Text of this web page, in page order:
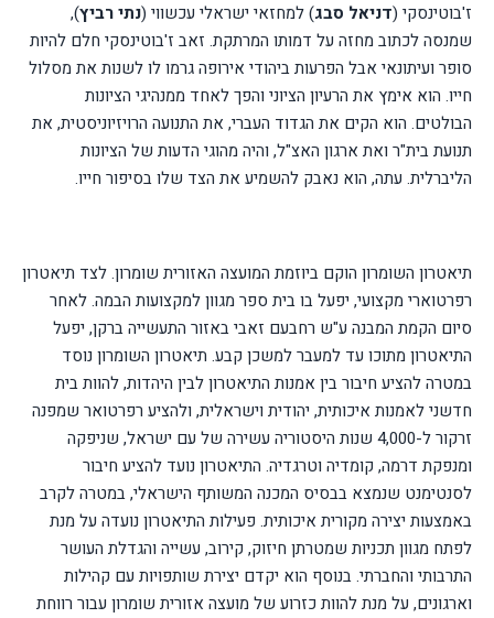
ז'בוטינסקי (דניאל סבג) למחזאי ישראלי עכשווי (נתי רביץ),
שמנסה לכתוב מחזה על דמותו המרתקת. זאב ז'בוטינסקי חלם להיות
סופר ועיתונאי אבל הפרעות ביהודי אירופה גרמו לו לשנות את מסלול
חייו. הוא אימץ את הרעיון הציוני והפך לאחד ממנהיגי הציונות
הבולטים. הוא הקים את הגדוד העברי, את התנועה הרויזיוניסטית, את
תנועת בית"ר ואת ארגון האצ"ל, והיה מהוגי הדעות של הציונות
הליברלית. עתה, הוא נאבק להשמיע את הצד שלו בסיפור חייו.
תיאטרון השומרון הוקם ביוזמת המועצה האזורית שומרון. לצד תיאטרון
רפרטוארי מקצועי, יפעל בו בית ספר מגוון למקצועות הבמה. לאחר
סיום הקמת המבנה ע"ש רחבעם זאבי באזור התעשייה ברקן, יפעל
התיאטרון מתוכו עד למעבר למשכן קבע. תיאטרון השומרון נוסד
במטרה להציע חיבור בין אמנות התיאטרון לבין היהדות, להוות בית
חדשני לאמנות איכותית, יהודית וישראלית, ולהציע רפרטואר שמפנה
זרקור ל-4,000 שנות היסטוריה עשירה של עם ישראל, שניפקה
ומנפקת דרמה, קומדיה וטרגדיה. התיאטרון נועד להציע חיבור
לסנטימנט שנמצא בבסיס המכנה המשותף הישראלי, במטרה לקרב
באמצעות יצירה מקורית איכותית. פעילות התיאטרון נועדה על מנת
לפתח מגוון תכניות שמטרתן חיזוק, קירוב, עשייה והגדלת העושר
התרבותי והחברתי. בנוסף הוא יקדם יצירת שותפויות עם קהילות
וארגונים, על מנת להוות כזרוע של מועצה אזורית שומרון עבור רווחת